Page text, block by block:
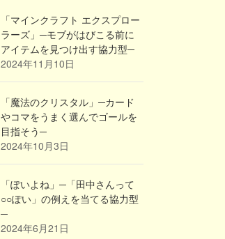
「マインクラフト エクスプロー
ラーズ」─モブがはびこる前に
アイテムを見つけ出す協力型─
2024年11月10日
「魔法のクリスタル」─カード
やコマをうまく選んでゴールを
目指そう─
2024年10月3日
「ぽいよね」─「田中さんって
○○ぽい」の例えを当てる協力型
─
2024年6月21日